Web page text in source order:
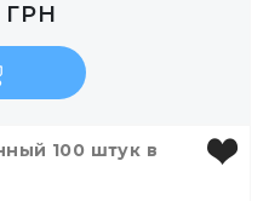
ГРН